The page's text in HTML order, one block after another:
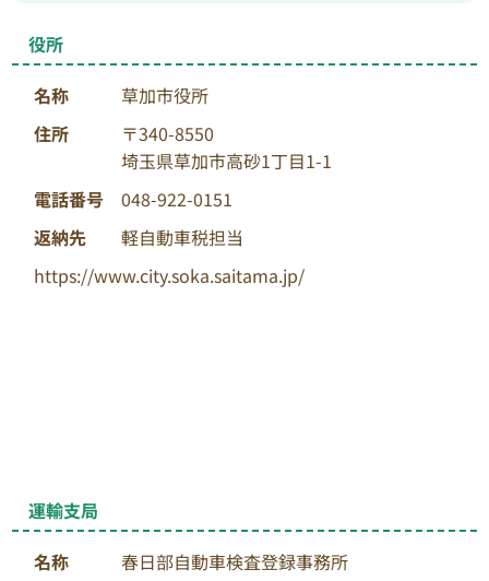
役所
名称
草加市役所
住所
〒340-8550
埼玉県草加市高砂1丁目1-1
電話番号
048-922-0151
返納先
軽自動車税担当
https://www.city.soka.saitama.jp/
運輸支局
名称
春日部自動車検査登録事務所